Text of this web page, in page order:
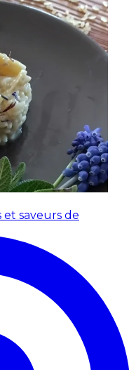
et saveurs de